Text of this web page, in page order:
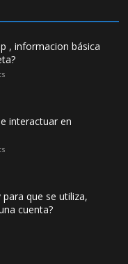
, informacion básica
interactuar en
para que se utiliza,
cuenta?